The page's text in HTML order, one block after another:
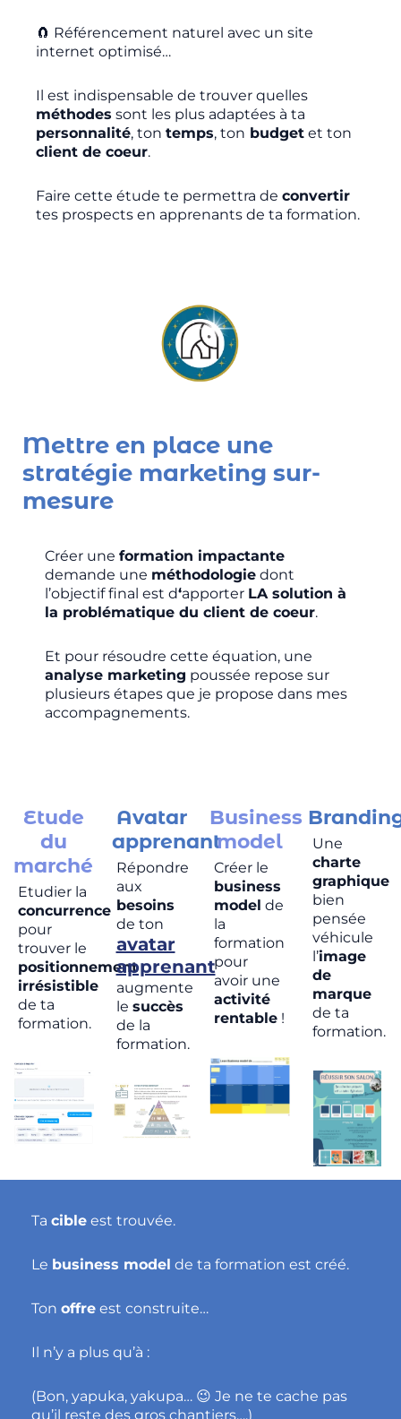
🧲 Référencement naturel avec un site
internet optimisé…
Il est indispensable de trouver quelles
méthodes sont les plus adaptées à ta
personnalité, ton temps, ton budget et ton
client de coeur.
Faire cette étude te permettra de convertir
tes prospects en apprenants de ta formation.
Mettre en place une
stratégie marketing sur-
mesure
Créer une formation impactante
demande une méthodologie dont
l’objectif final est d‘apporter LA solution à
la problématique du client de coeur.
Et pour résoudre cette équation, une
analyse marketing poussée repose sur
plusieurs étapes que je propose dans mes
accompagnements.
Etude
du
marché
Etudier la
concurrence
pour
trouver le
positionnement
irrésistible
de ta
formation.
Avatar
apprenant
Répondre
aux
besoins
de ton
avatar
apprenant
augmente
le succès
de la
formation.
Business
model
Créer le
business
model de
la
formation
pour
avoir une
activité
rentable !
Une
charte
graphique
bien
pensée
véhicule
l’image
de
marque
de ta
formation.
Ta cible est trouvée.
Le business model de ta formation est créé.
Ton offre est construite…
Il n’y a plus qu’à :
(Bon, yapuka, yakupa… 😉 Je ne te cache pas
qu’il reste des gros chantiers….)